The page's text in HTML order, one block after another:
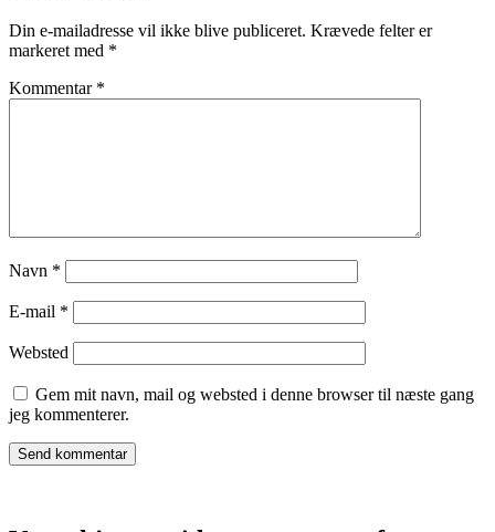
Din e-mailadresse vil ikke blive publiceret. Krævede felter er
markeret med *
Kommentar *
Navn *
E-mail *
Websted
Gem mit navn, mail og websted i denne browser til næste gang
jeg kommenterer.